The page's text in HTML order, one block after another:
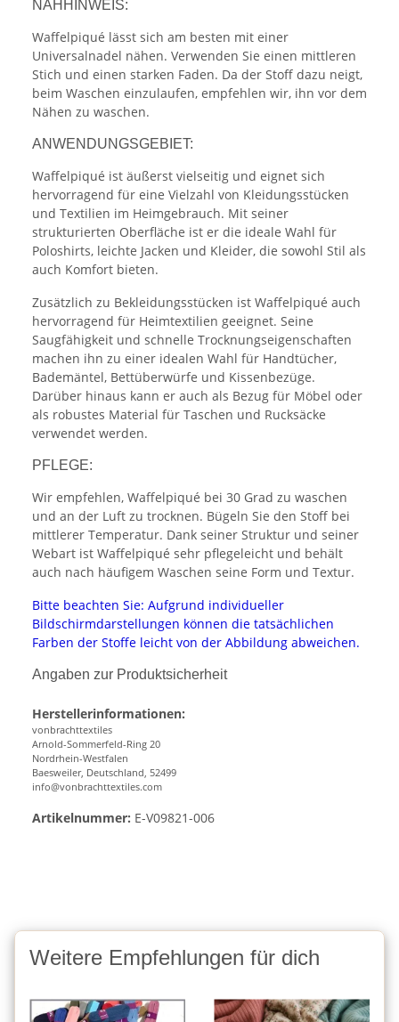
NÄHHINWEIS:
Waffelpiqué lässt sich am besten mit einer
Universalnadel nähen. Verwenden Sie einen mittleren
Stich und einen starken Faden. Da der Stoff dazu neigt,
beim Waschen einzulaufen, empfehlen wir, ihn vor dem
Nähen zu waschen.
ANWENDUNGSGEBIET:
Waffelpiqué ist äußerst vielseitig und eignet sich
hervorragend für eine Vielzahl von Kleidungsstücken
und Textilien im Heimgebrauch. Mit seiner
strukturierten Oberfläche ist er die ideale Wahl für
Poloshirts, leichte Jacken und Kleider, die sowohl Stil als
auch Komfort bieten.
Zusätzlich zu Bekleidungsstücken ist Waffelpiqué auch
hervorragend für Heimtextilien geeignet. Seine
Saugfähigkeit und schnelle Trocknungseigenschaften
machen ihn zu einer idealen Wahl für Handtücher,
Bademäntel, Bettüberwürfe und Kissenbezüge.
Darüber hinaus kann er auch als Bezug für Möbel oder
als robustes Material für Taschen und Rucksäcke
verwendet werden.
PFLEGE:
Wir empfehlen, Waffelpiqué bei 30 Grad zu waschen
und an der Luft zu trocknen. Bügeln Sie den Stoff bei
mittlerer Temperatur. Dank seiner Struktur und seiner
Webart ist Waffelpiqué sehr pflegeleicht und behält
auch nach häufigem Waschen seine Form und Textur.
Bitte beachten Sie: Aufgrund individueller
Bildschirmdarstellungen können die tatsächlichen
Farben der Stoffe leicht von der Abbildung abweichen.
Angaben zur Produktsicherheit
Herstellerinformationen:
vonbrachttextiles
Arnold-Sommerfeld-Ring 20
Nordrhein-Westfalen
Baesweiler, Deutschland, 52499
info@vonbrachttextiles.com
Artikelnummer: E-V09821-006
Weitere Empfehlungen für dich